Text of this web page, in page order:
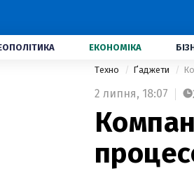
ЕКОНОМІКА
Техно Ґаджети
2 липня, 18:07